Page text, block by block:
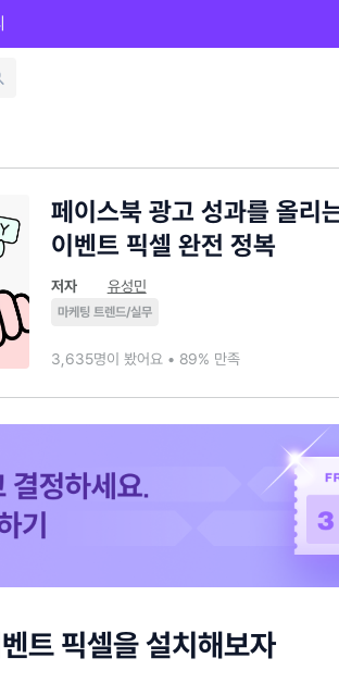
페이스북 광고 성과를 올리
이벤트 픽셀 완전 정복
저자 유성민
마케팅 트렌드/실무
3,635명이 봤어요 • 89% 만족
트 픽셀을 설치해보자